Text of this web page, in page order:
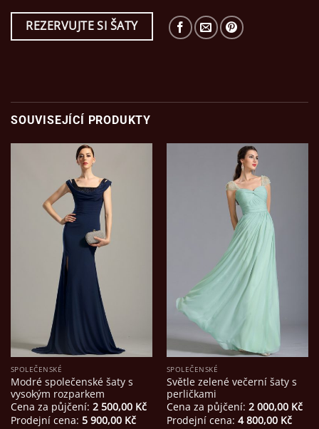
REZERVUJTE SI ŠATY
SOUVISEJÍCÍ PRODUKTY
SPOLEČENSKÉ
Modré společenské šaty s
vysokým rozparkem
Cena za půjčení: 2 500,00 Kč
Prodejní cena: 5 900,00 Kč
SPOLEČENSKÉ
Světle zelené večerní šaty s
perličkami
Cena za půjčení: 2 000,00 Kč
Prodejní cena: 4 800,00 Kč